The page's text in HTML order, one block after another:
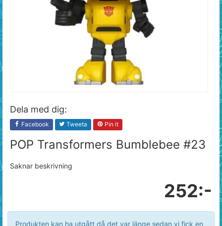
Dela med dig:
Facebook Tweeta Pin it
POP Transformers Bumblebee #23
Saknar beskrivning
252:-
Produkten kan ha utgått då det var länge sedan vi fick en